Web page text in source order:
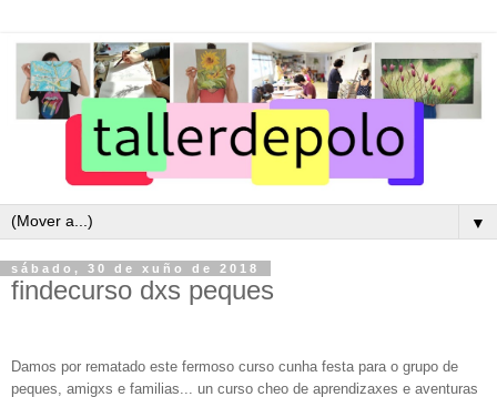
▼
sábado, 30 de xuño de 2018
findecurso dxs peques
Damos por rematado este fermoso curso cunha festa para o grupo de
peques, amigxs e familias... un curso cheo de aprendizaxes e aventuras